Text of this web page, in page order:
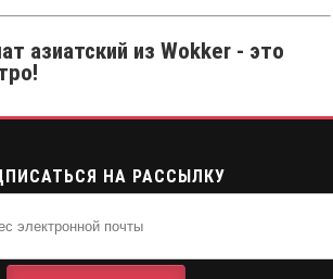
азиатский из Wokker - это
НА РАССЫЛКУ